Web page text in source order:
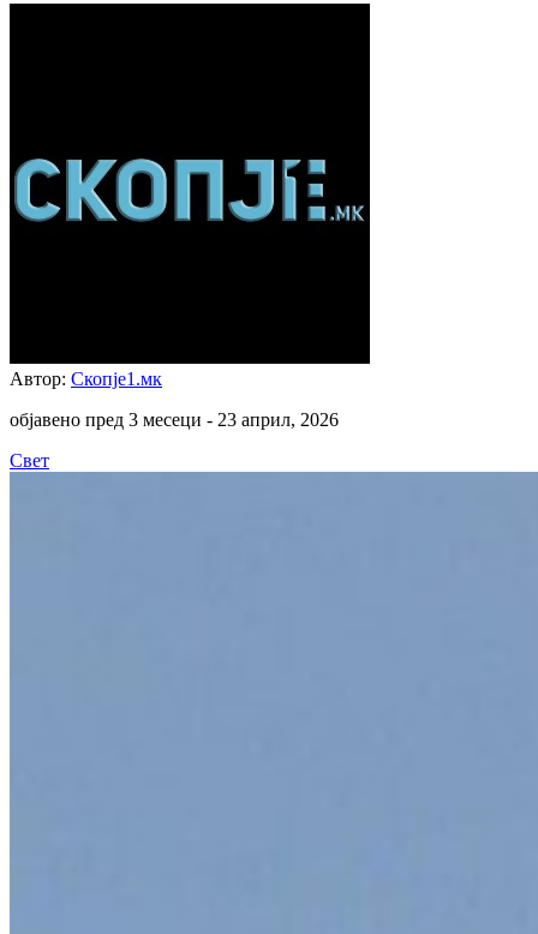
Автор: Скопје1.мк
објавено пред 3 месеци - 23 април, 2026
Свет